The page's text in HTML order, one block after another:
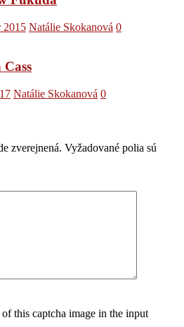
2015 Natálie Skokanová 0
Natálie Skokanová 0
zverejnená. Vyžadované polia sú